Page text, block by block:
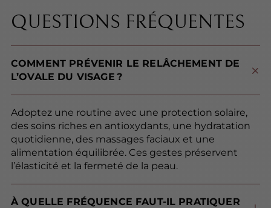
QUESTIONS FRÉQUENTES
COMMENT PRÉVENIR LE RELÂCHEMENT DE
L’OVALE DU VISAGE ?
Adoptez une routine avec une protection solaire,
des soins riches en antioxydants, une hydratation
quotidienne, des massages faciaux et une
alimentation équilibrée. Ces gestes préservent
l’élasticité et la fermeté de la peau.
À QUELLE FRÉQUENCE FAUT-IL PRATIQUER